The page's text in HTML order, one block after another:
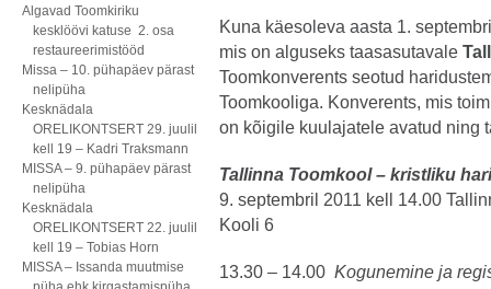
Algavad Toomkiriku
kesklöövi katuse 2. osa
restaureerimistööd
Missa – 10. pühapäev pärast
nelipüha
Kesknädala
ORELIKONTSERT 29. juulil
kell 19 – Kadri Traksmann
MISSA – 9. pühapäev pärast
nelipüha
Kesknädala
ORELIKONTSERT 22. juulil
kell 19 – Tobias Horn
MISSA – Issanda muutmise
Kuna käesoleva aasta 1.
mis on alguseks taasasutavale
Toomkonverents seotud
Toomkooliga. Konverents, mis
on kõigile kuulajatele avatud ning
Tallinna Toomkool – kristliku
9. septembril 2011 kell 14.00
Kooli 6
13.30 – 14.00 Kogunemine ja